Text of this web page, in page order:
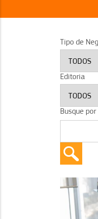
Tipo de
Editoria
Busque